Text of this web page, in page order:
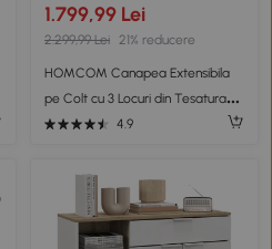
1.799,99 Lei
2.299,99 Lei 21% reducere
HOMCOM Canapea Extensibila
pe Colt cu 3 Locuri din Tesatura
Gri Reglabila Stil Scandinav
4.9